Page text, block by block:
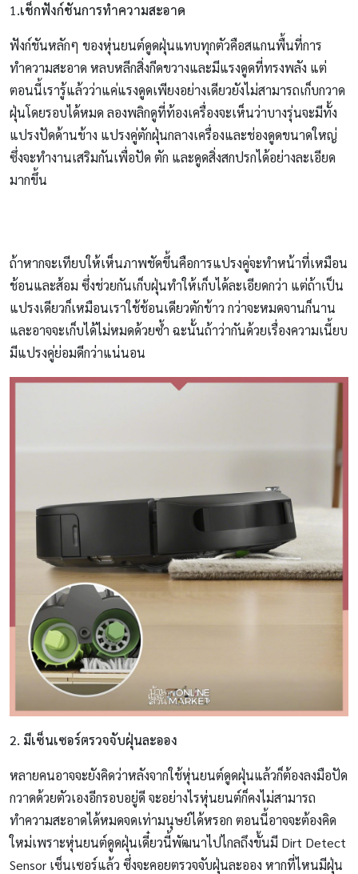
1 .เช็กฟังก์ชันการทำความสะอาด
ฟังก์ชันหลักๆ ของหุ่นยนต์ดูดฝุ่นแทบทุกตัวคือสแกนพื้นที่การ
ทำความสะอาด หลบหลีกสิ่งกีดขวางและมีแรงดูดที่ทรงพลัง แต่
ตอนนี้เรารู้แล้วว่าแค่แรงดูดเพียงอย่างเดียวยังไม่สามารถเก็บกวาด
ฝุ่นโดยรอบได้หมด ลองพลิกดูที่ท้องเครื่องจะเห็นว่าบางรุ่นจะมีทั้ง
แปรงปัดด้านข้าง แปรงคู่ตักฝุ่นกลางเครื่องและช่องดูดขนาดใหญ่
ซึ่งจะทำงานเสริมกันเพื่อปัด ตัก และดูดสิ่งสกปรกได้อย่างละเอียด
มากขึ้น
ถ้าหากจะเทียบให้เห็นภาพชัดขึ้นคือการแปรงคู่จะทำหน้าที่เหมือน
ช้อนและส้อม ซึ่งช่วยกันเก็บฝุ่นทำให้เก็บได้ละเอียดกว่า แต่ถ้าเป็น
แปรงเดียวก็เหมือนเราใช้ช้อนเดียวตักข้าว กว่าจะหมดจานก็นาน
และอาจจะเก็บได้ไม่หมดด้วยซ้ำ ฉะนั้นถ้าว่ากันด้วยเรื่องความเนี้ยบ
มีแปรงคู่ย่อมดีกว่าแน่นอน
2. มีเซ็นเซอร์ตรวจจับฝุ่นละออง
หลายคนอาจจะยังคิดว่าหลังจากใช้หุ่นยนต์ดูดฝุ่นแล้วก็ต้องลงมือปัด
กวาดด้วยตัวเองอีกรอบอยู่ดี จะอย่างไรหุ่นยนต์ก็คงไม่สามารถ
ทำความสะอาดได้หมดจดเท่ามนุษย์ได้หรอก ตอนนี้อาจจะต้องคิด
ใหม่เพราะหุ่นยนต์ดูดฝุ่นเดี๋ยวนี้พัฒนาไปไกลถึงขั้นมี Dirt Detect
Sensor เซ็นเซอร์แล้ว ซึ่งจะคอยตรวจจับฝุ่นละออง หากที่ไหนมีฝุ่น